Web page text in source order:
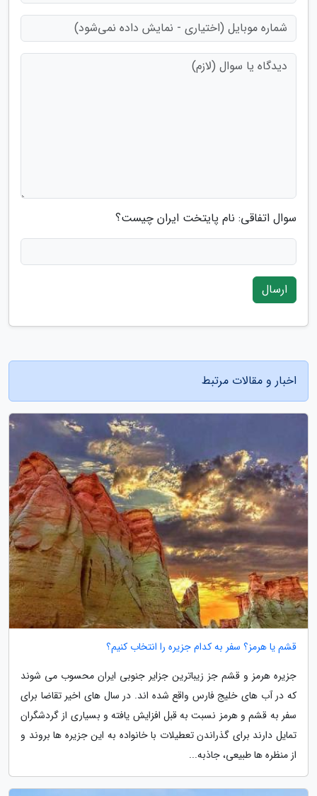
سوال اتفاقی: نام پایتخت ایران چیست؟
ارسال
اخبار و مقالات مرتبط
قشم یا هرمز؟ سفر به کدام جزیره را انتخاب کنیم؟
جزیره هرمز و قشم جز زیباترین جزایر جنوبی ایران محسوب می شوند
که در آب های خلیج فارس واقع شده اند. در سال های اخیر تقاضا برای
سفر به قشم و هرمز نسبت به قبل افزایش یافته و بسیاری از گردشگران
تمایل دارند برای گذراندن تعطیلات با خانواده به این جزیره ها بروند و
از منظره ها طبیعی، جاذبه...